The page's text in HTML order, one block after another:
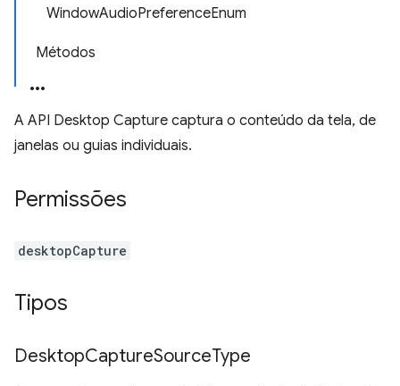
WindowAudioPreferenceEnum
Métodos
A API Desktop Capture captura o conteúdo da tela, de
janelas ou guias individuais.
Permissões
desktopCapture
Tipos
DesktopCaptureSourceType